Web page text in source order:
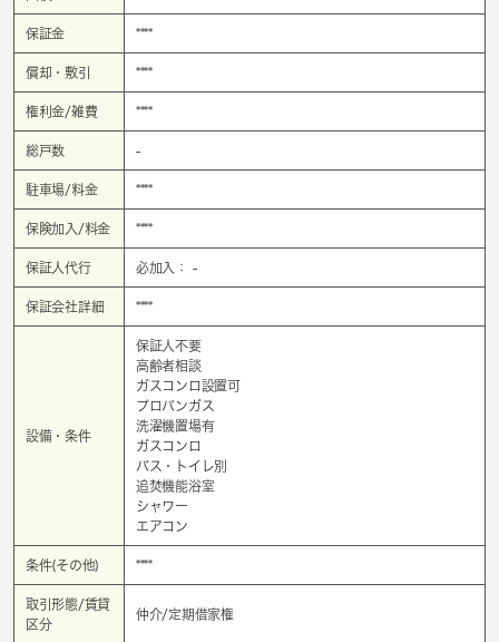
保証金 ****
償却・敷引 ****
権利金/雑費 ****
総戸数 -
駐車場/料金 ****
保険加入/料金 ****
保証人代行 必加入： -
保証会社詳細 ****
設備・条件
保証人不要
高齢者相談
ガスコンロ設置可
プロパンガス
洗濯機置場有
ガスコンロ
バス・トイレ別
追焚機能浴室
シャワー
エアコン
条件(その他) ****
取引形態/賃貸
区分
仲介/定期借家権